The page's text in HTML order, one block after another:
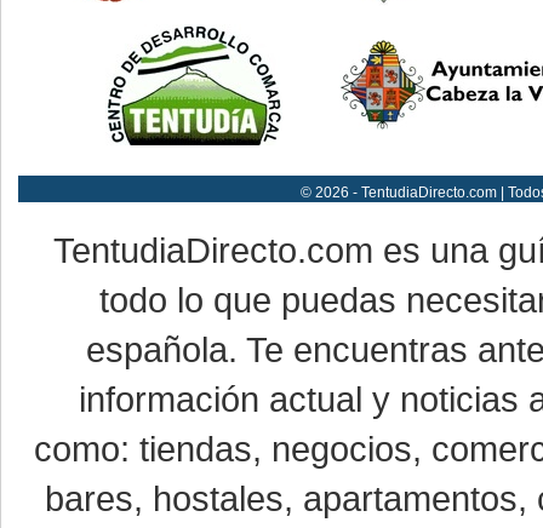
© 2026 - TentudiaDirecto.com |
TentudiaDirecto.com es una
todo lo que puedas
española. Te encuentras
información actual y noticias
como: tiendas, negocios,
bares, hostales,